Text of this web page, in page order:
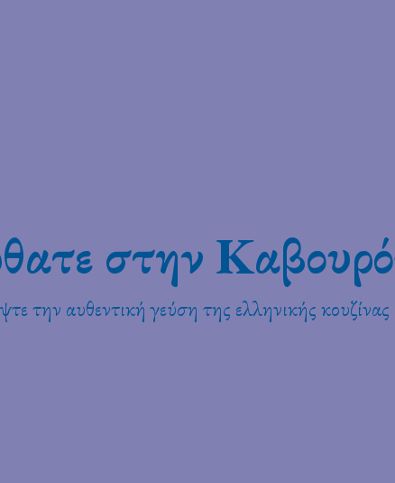
στην
την αυθεντική γεύση της ελληνικής κουζίνας